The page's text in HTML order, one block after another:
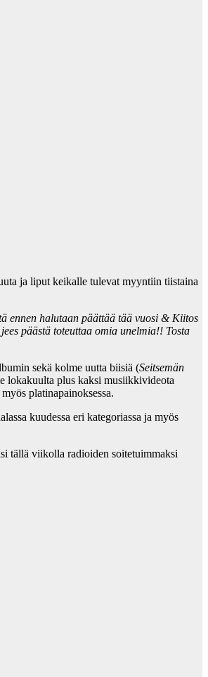
ja liput keikalle tulevat myyntiin tiistaina
ennen halutaan päättää tää vuosi & Kiitos
päästä toteuttaa omia unelmia!! Tosta
sekä kolme uutta biisiä (Seitsemän
lokakuulta plus kaksi musiikkivideota
platinapainoksessa.
kuudessa eri kategoriassa ja myös
tällä viikolla radioiden soitetuimmaksi